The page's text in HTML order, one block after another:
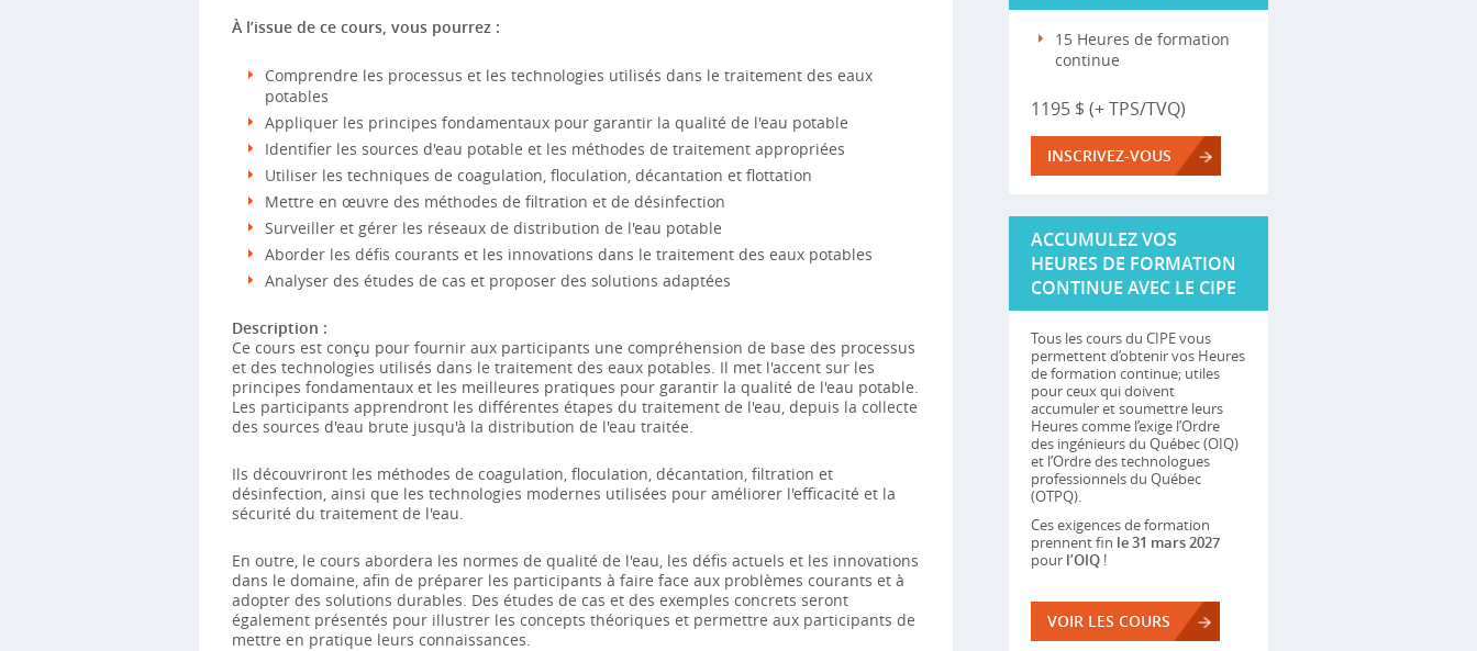
À l’issue de ce cours, vous pourrez :
Comprendre les processus et les technologies utilisés dans le traitement des eaux
potables
Appliquer les principes fondamentaux pour garantir la qualité de l'eau potable
Identifier les sources d'eau potable et les méthodes de traitement appropriées
Utiliser les techniques de coagulation, floculation, décantation et flottation
Mettre en œuvre des méthodes de filtration et de désinfection
Surveiller et gérer les réseaux de distribution de l'eau potable
Aborder les défis courants et les innovations dans le traitement des eaux potables
Analyser des études de cas et proposer des solutions adaptées
Description :
Ce cours est conçu pour fournir aux participants une compréhension de base des processus
et des technologies utilisés dans le traitement des eaux potables. Il met l'accent sur les
principes fondamentaux et les meilleures pratiques pour garantir la qualité de l'eau potable.
Les participants apprendront les différentes étapes du traitement de l'eau, depuis la collecte
des sources d'eau brute jusqu'à la distribution de l'eau traitée.
Ils découvriront les méthodes de coagulation, floculation, décantation, filtration et
désinfection, ainsi que les technologies modernes utilisées pour améliorer l'efficacité et la
sécurité du traitement de l'eau.
En outre, le cours abordera les normes de qualité de l'eau, les défis actuels et les innovations
dans le domaine, afin de préparer les participants à faire face aux problèmes courants et à
adopter des solutions durables. Des études de cas et des exemples concrets seront
également présentés pour illustrer les concepts théoriques et permettre aux participants de
mettre en pratique leurs connaissances.
15 Heures de formation
continue
1195 $ (+ TPS/TVQ)
INSCRIVEZ-VOUS
ACCUMULEZ VOS
HEURES DE FORMATION
CONTINUE AVEC LE CIPE
Tous les cours du CIPE vous
permettent d’obtenir vos Heures
de formation continue; utiles
pour ceux qui doivent
accumuler et soumettre leurs
Heures comme l’exige l’Ordre
des ingénieurs du Québec (OIQ)
et l’Ordre des technologues
professionnels du Québec
(OTPQ).
Ces exigences de formation
prennent fin le 31 mars 2027
pour l’OIQ!
VOIR LES COURS